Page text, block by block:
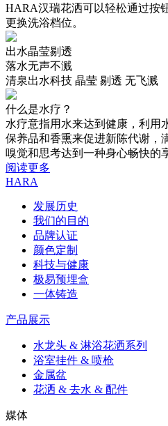
HARA汉瑞花洒可以轻松通过按
更换洗浴档位。
出水晶莹剔透
落水无声不溅
清泉出水科技 晶莹 剔透 无飞溅
什么是水疗？
水疗意指用水来达到健康，利用
保养品和香熏来促进新陈代谢，
嗅觉和思考达到一种身心畅快的
阅读更多
HARA
发展历史
我们的目的
品牌认证
颜色定制
科技与健康
极易预埋盒
一体铸造
产品展示
水龙头 & 淋浴花洒系列
浴室挂件 & 喷枪
金属盆
花洒 & 去水 & 配件
媒体